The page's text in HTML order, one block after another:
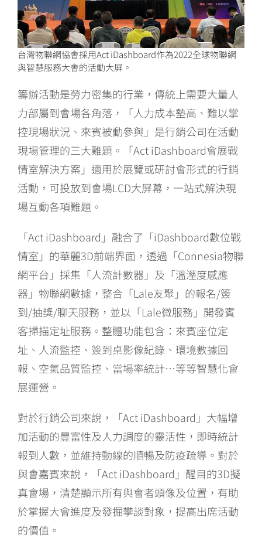
台灣物聯網協會採用Act iDashboard作為2022全球物聯網
與智慧服務大會的活動大屏。
籌辦活動是勞力密集的行業，傳統上需要大量人
力部屬到會場各角落，「人力成本墊高、難以掌
控現場狀況、來賓被動參與」是行銷公司在活動
現場管理的三大難題。「Act iDashboard會展戰
情室解決方案」適用於展覽或研討會形式的行銷
活動，可投放到會場LCD大屏幕，一站式解決現
場互動各項難題。
「Act iDashboard」融合了「iDashboard數位戰
情室」的華麗3D前端界面，透過「Connesia物聯
網平台」採集「人流計數器」及「溫溼度感應
器」物聯網數據，整合「Lale友聚」的報名/簽
到/抽獎/聊天服務，並以「Lale微服務」開發賓
客掃描定址服務。整體功能包含：來賓座位定
址、人流監控、簽到桌影像紀錄、環境數據回
報、空氣品質監控、當場率統計…等等智慧化會
展運營。
對於行銷公司來說，「Act iDashboard」大幅增
加活動的豐富性及人力調度的靈活性，即時統計
報到人數，並維持動線的順暢及防疫疏導。對於
與會嘉賓來說，「Act iDashboard」醒目的3D擬
真會場，清楚顯示所有與會者頭像及位置，有助
於掌握大會進度及發掘攀談對象，提高出席活動
的價值。